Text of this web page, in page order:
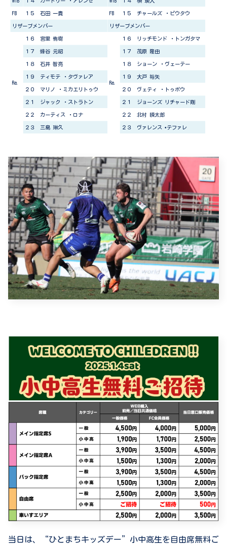
FB １５ 石田 一貴 FB １５ チャールズ ・ピウタウ
リザーブメンバー リザーブメンバー
Re.
１６ 宮里 侑樹
Re.
１６ リッチモンド ・トンガタマ
１７ 蜂谷 元紹 １７ 茂原 隆由
１８ 石井 智亮 １８ ショーン ・ヴェーテー
１９ ティモテ ・タヴァレア １９ 大戸 裕矢
２０ マリノ ・ミカエリトゥウ ２０ ヴェティ ・トゥポウ
２１ ジャック ・ストラトン ２１ ジョーンズ リチャード剛
２２ カーティス ・ロナ ２２ 北村 瞬太郎
２３ 三島 琳久 ２３ ヴァレンス •テファレ
当日は、“ひとまちキッズデー”小中高生を自由席無料ご